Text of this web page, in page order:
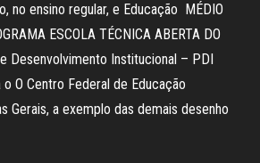
no ensino regular, e Educação MÉDIO
ESCOLA TÉCNICA ABERTA DO
Desenvolvimento Institucional – PDI
o O Centro Federal de Educação
Gerais, a exemplo das demais desenho